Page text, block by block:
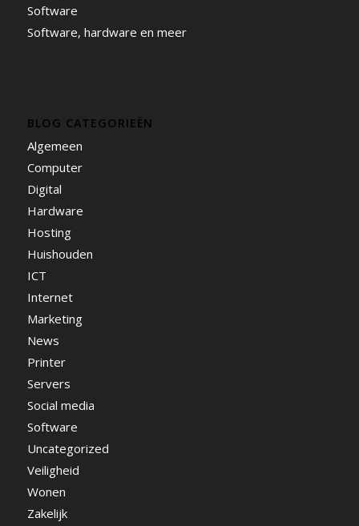
Software
Software, hardware en meer
BLOG CATEGORIEËN
Algemeen
Computer
Digital
Hardware
Hosting
Huishouden
ICT
Internet
Marketing
News
Printer
Servers
Social media
Software
Uncategorized
Veiligheid
Wonen
Zakelijk